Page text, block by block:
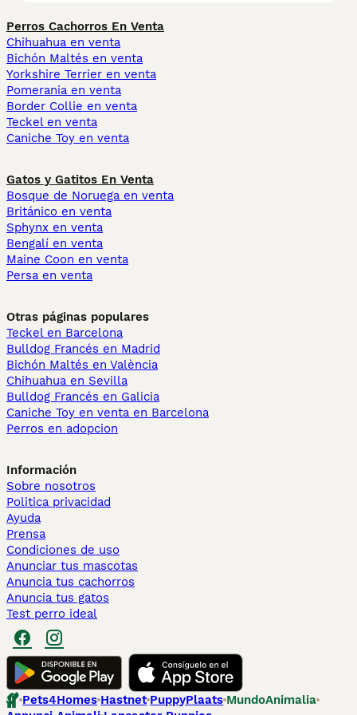
Perros Cachorros En Venta
Chihuahua en venta
Bichón Maltés en venta
Yorkshire Terrier en venta
Pomerania en venta
Border Collie en venta
Teckel en venta
Caniche Toy en venta
Gatos y Gatitos En Venta
Bosque de Noruega en venta
Británico en venta
Sphynx en venta
Bengalí en venta
Maine Coon en venta
Persa en venta
Otras páginas populares
Teckel en Barcelona
Bulldog Francés en Madrid
Bichón Maltés en València
Chihuahua en Sevilla
Bulldog Francés en Galicia
Caniche Toy en venta en Barcelona
Perros en adopcion
Información
Sobre nosotros
Politica privacidad
Ayuda
Prensa
Condiciones de uso
Anunciar tus mascotas
Anuncia tus cachorros
Anuncia tus gatos
Test perro ideal
Pets4Homes Hastnet PuppyPlaats MundoAnimalia